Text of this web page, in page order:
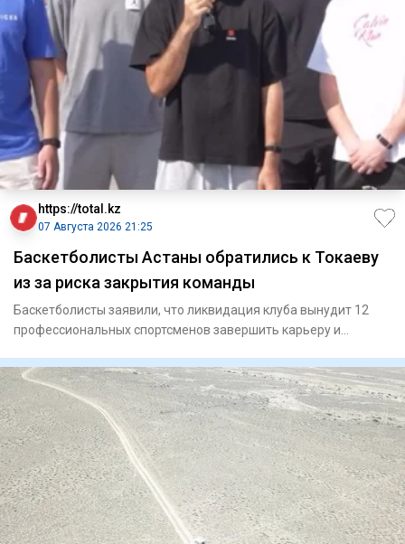
https://total.kz
07 Августа 2026 21:25
Баскетболисты Астаны обратились к Токаеву
из за риска закрытия команды
Баскетболисты заявили, что ликвидация клуба вынудит 12
профессиональных спортсменов завершить карьеру и